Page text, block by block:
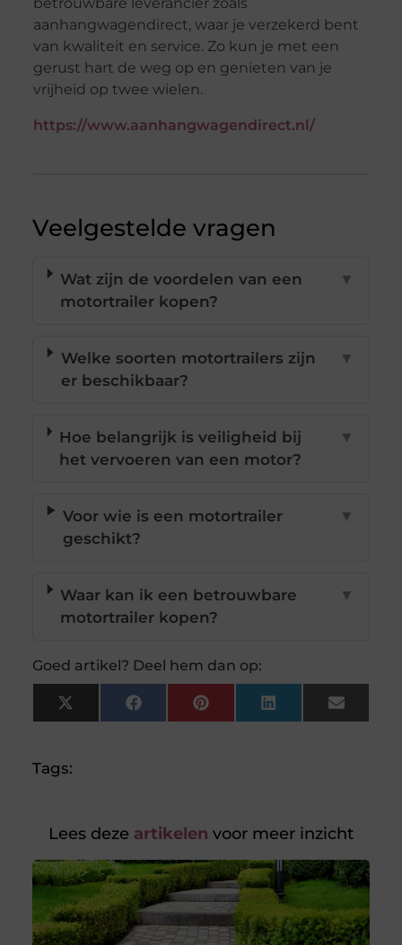
betrouwbare leverancier zoals
aanhangwagendirect, waar je verzekerd bent
van kwaliteit en service. Zo kun je met een
gerust hart de weg op en genieten van je
vrijheid op twee wielen.
https://www.aanhangwagendirect.nl/
Veelgestelde vragen
Wat zijn de voordelen van een
motortrailer kopen?
▼
Welke soorten motortrailers zijn
er beschikbaar?
▼
Hoe belangrijk is veiligheid bij
het vervoeren van een motor?
▼
Voor wie is een motortrailer
geschikt?
▼
Waar kan ik een betrouwbare
motortrailer kopen?
▼
Goed artikel? Deel hem dan op:
X
(Twitter)
FacebookPinterestLinkedInEmail
Tags:
Lees deze artikelen voor meer inzicht